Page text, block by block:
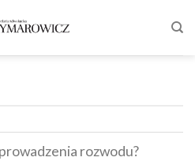
rozwodu?